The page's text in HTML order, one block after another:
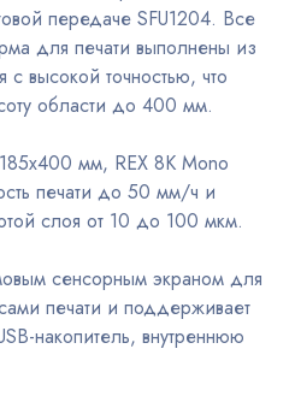
передаче SFU1204. Все
для печати выполнены из
высокой точностью, что
области до 400 мм.
мм, REX 8K Mono
печати до 50 мм/ч и
слоя от 10 до 100 мкм.
сенсорным экраном для
печати и поддерживает
накопитель, внутреннюю